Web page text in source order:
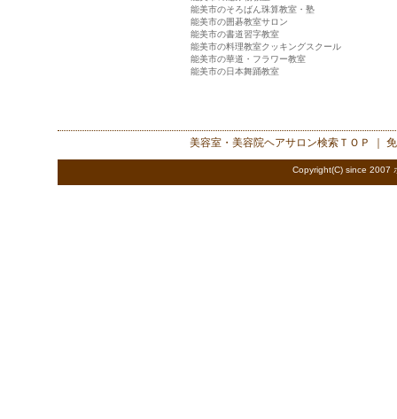
能美市のそろばん珠算教室・塾
能美市の囲碁教室サロン
能美市の書道習字教室
能美市の料理教室クッキングスクール
能美市の華道・フラワー教室
能美市の日本舞踊教室
美容室・美容院ヘアサロン検索 ＴＯＰ ｜
Copyright(C) since 2007